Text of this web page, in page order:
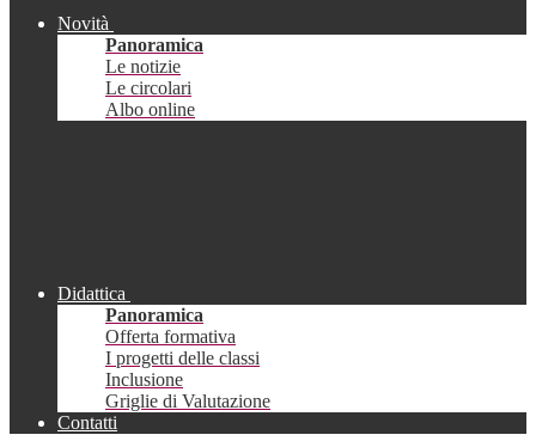
Novità
Panoramica
Le notizie
Le circolari
Albo online
Didattica
Panoramica
Offerta formativa
I progetti delle classi
Inclusione
Griglie di Valutazione
Contatti